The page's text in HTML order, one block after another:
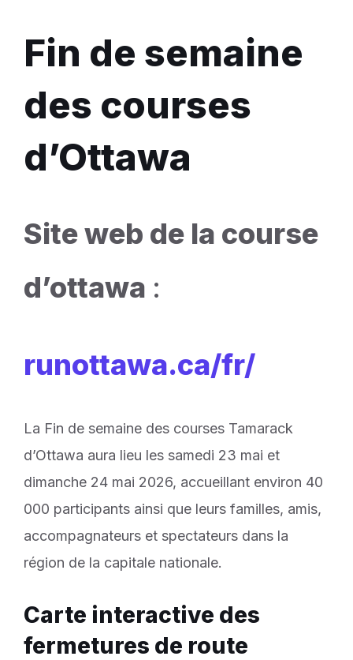
Fin de semaine
des courses
d’Ottawa
Site web de la course
d’ottawa :
runottawa.ca/fr/
La Fin de semaine des courses Tamarack
d’Ottawa aura lieu les samedi 23 mai et
dimanche 24 mai 2026, accueillant environ 40
000 participants ainsi que leurs familles, amis,
accompagnateurs et spectateurs dans la
région de la capitale nationale.
Carte interactive des
fermetures de route